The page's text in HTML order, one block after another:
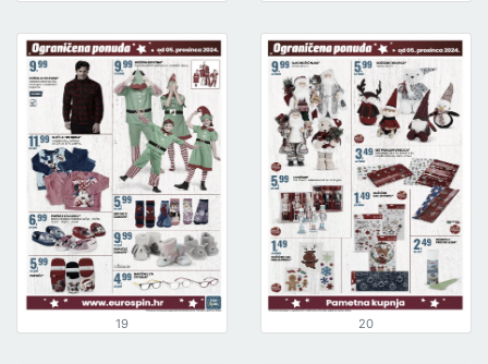
19 20